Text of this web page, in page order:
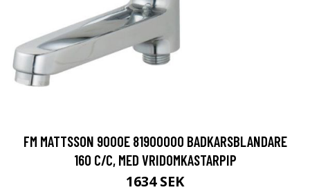
FM MATTSSON 9000E 81900000 BADKARSBLANDARE
160 C/C, MED VRIDOMKASTARPIP
1634 SEK